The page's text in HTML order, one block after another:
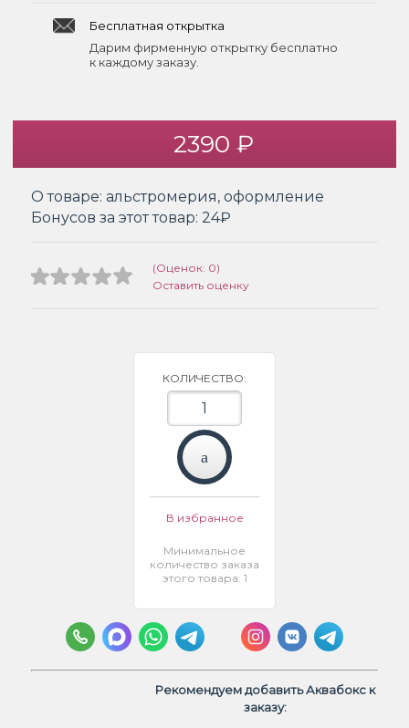
Бесплатная открытка
Дарим фирменную открытку бесплатно
к каждому заказу.
2390 ₽
О товаре: альстромерия, оформление
Бонусов за этот товар: 24₽
(Оценок: 0)
Оставить оценку
КОЛИЧЕСТВО:
В избранное
Минимальное
количество заказа
этого товара: 1
Рекомендуем добавить Аквабокс к
заказу: